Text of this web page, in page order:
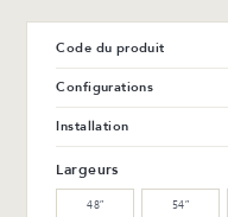
Code du produit
Configurations
Installation
Largeurs
48″ 54″